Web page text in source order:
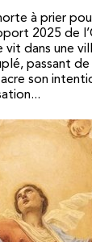
à prier
2025 de
vit dans une
passant de
son